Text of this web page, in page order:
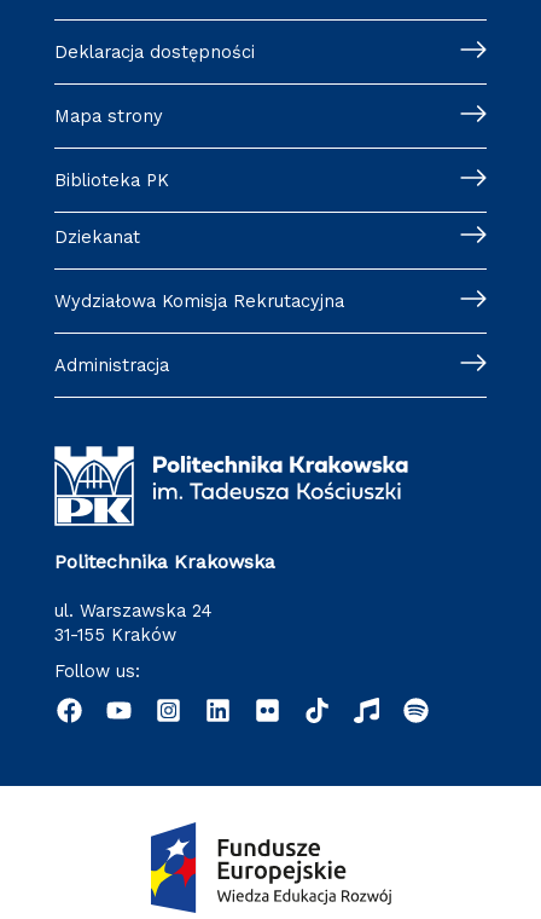
Deklaracja dostępności
Mapa strony
Biblioteka PK
Dziekanat
Wydziałowa Komisja Rekrutacyjna
Administracja
Politechnika Krakowska
ul. Warszawska 24
31-155 Kraków
Follow us: